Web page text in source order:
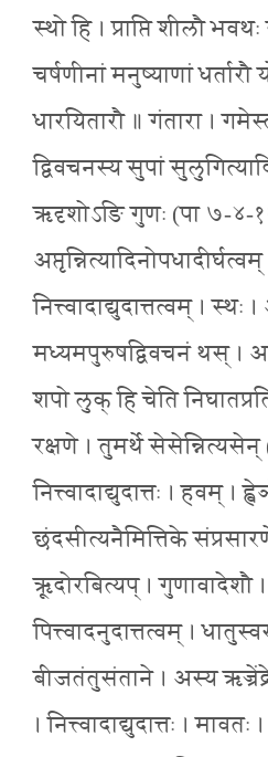
स्थो हि । प्राप्ति शीलौ
चर्षणीनां मनुष्याणां
धारयितारौ ॥ गंतारा ।
द्विवचनस्य सुपां
ऋदृशोऽङि गुणः (पा ७-४-
नित्त्वादाद्युदात्तत्वम् ।
मध्यमपुरुषद्विवचनं थस् ।
शपो लुक् हि चेति
रक्षणे । तुमर्थे
नित्त्वादाद्युदात्तः । हवम् ।
छंदसीत्यनैमित्तिके
ऋूदोरबित्यप् । गुणावादेशौ
पित्त्वादनुदात्तत्वम् ।
बीजतंतुसंताने । अस्य
। नित्त्वादाद्युदात्तः ।